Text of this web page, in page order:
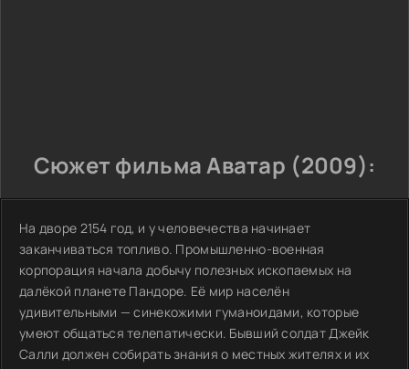
Сюжет фильма Аватар (2009):
На дворе 2154 год, и у человечества начинает
заканчиваться топливо. Промышленно-военная
корпорация начала добычу полезных ископаемых на
далёкой планете Пандоре. Её мир населён
удивительными — синекожими гуманоидами, которые
умеют общаться телепатически. Бывший солдат Джейк
Салли должен собирать знания о местных жителях и их